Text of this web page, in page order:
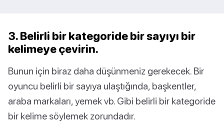
3. Belirli bir kategoride bir sayıyı bir
kelimeye çevirin.
Bunun için biraz daha düşünmeniz gerekecek. Bir
oyuncu belirli bir sayıya ulaştığında, başkentler,
araba markaları, yemek vb. Gibi belirli bir kategoride
bir kelime söylemek zorundadır.